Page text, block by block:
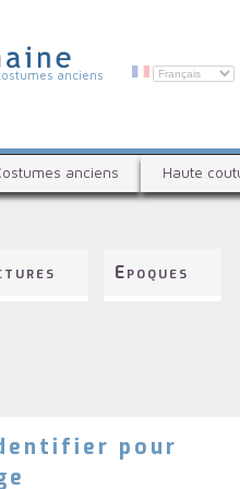
anciens
anciens Haute
Epoques
pour